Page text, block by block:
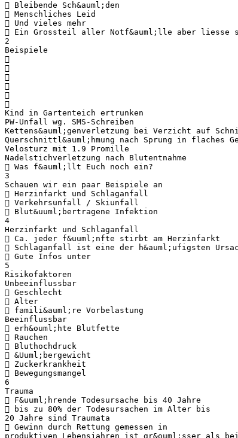
 Bleibende Sch&auml;den
 Menschliches Leid
 Und vieles mehr
 Ein Grossteil aller Notf&auml;lle aber liesse
2
Beispiele






Kind in Gartenteich ertrunken
PW-Unfall wg. SMS-Schreiben
Kettens&auml;genverletzung bei Verzicht auf
Querschnittl&auml;hmung nach Sprung in flaches
Velosturz mit 1.9 Promille
Nadelstichverletzung nach Blutentnahme
 Was f&auml;llt Euch noch ein?
3
Schauen wir ein paar Beispiele an
 Herzinfarkt und Schlaganfall
 Verkehrsunfall / Skiunfall
 Blut&uuml;bertragene Infektion
4
Herzinfarkt und Schlaganfall
 Ca. jeder f&uuml;nfte stirbt am Herzinfarkt
 Schlaganfall ist eine der h&auml;ufigsten
 Gute Infos unter
5
Risikofaktoren
Unbeeinflussbar
 Geschlecht
 Alter
 famili&auml;re Vorbelastung
Beeinflussbar
 erh&ouml;hte Blutfette
 Rauchen
 Bluthochdruck
 &Uuml;bergewicht
 Zuckerkrankheit
 Bewegungsmangel
6
Trauma
 F&uuml;hrende Todesursache bis 40 Jahre
 bis zu 80% der Todesursachen im Alter bis
20 Jahre sind Traumata
 Gewinn durch Rettung gemessen in
produktiven Lebensjahren ist gr&ouml;sser als bei